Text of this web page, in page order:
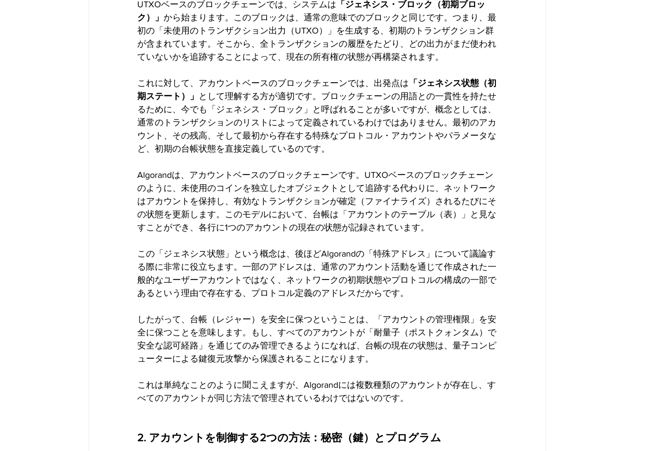
UTXOベースのブロックチェーンでは、システムは 「ジェネシス・ブロック（初期ブロッ
ク）」 から始まります。このブロックは、通常の意味でのブロックと同じです。つまり、最
初の「未使用のトランザクション出力（UTXO）」を生成する、初期のトランザクション群
が含まれています。そこから、全トランザクションの履歴をたどり、どの出力がまだ使われ
ていないかを追跡することによって、現在の所有権の状態が再構築されます。
これに対して、アカウントベースのブロックチェーンでは、出発点は 「ジェネシス状態（初
期ステート）」
として理解する方が適切です。ブロックチェーンの用語との一貫性を持たせ
るために、今でも「ジェネシス・ブロック」と呼ばれることが多いですが、概念としては、
通常のトランザクションのリストによって定義されているわけではありません。最初のアカ
ウント、その残高、そして最初から存在する特殊なプロトコル・アカウントやパラメータな
ど、初期の台帳状態を直接定義しているのです。
Algorandは、アカウントベースのブロックチェーンです。UTXOベースのブロックチェーン
のように、未使用のコインを独立したオブジェクトとして追跡する代わりに、ネットワーク
はアカウントを保持し、有効なトランザクションが確定（ファイナライズ）されるたびにそ
の状態を更新します。このモデルにおいて、台帳は「アカウントのテーブル（表）」と見な
すことができ、各行に1つのアカウントの現在の状態が記録されています。
この「ジェネシス状態」という概念は、後ほどAlgorandの「特殊アドレス」について議論す
る際に非常に役立ちます。一部のアドレスは、通常のアカウント活動を通じて作成された一
般的なユーザーアカウントではなく、ネットワークの初期状態やプロトコルの構成の一部で
あるという理由で存在する、プロトコル定義のアドレスだからです。
したがって、台帳（レジャー）を安全に保つということは、「アカウントの管理権限」を安
全に保つことを意味します。もし、すべてのアカウントが「耐量子（ポストクォンタム）で
安全な認可経路」を通じてのみ管理できるようになれば、台帳の現在の状態は、量子コンピ
ューターによる鍵復元攻撃から保護されることになります。
これは単純なことのように聞こえますが、Algorandには複数種類のアカウントが存在し、す
べてのアカウントが同じ方法で管理されているわけではないのです。
2. アカウントを制御する2つの方法：秘密（鍵）とプログラム